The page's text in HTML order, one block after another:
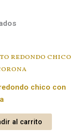
chico con
al carrito